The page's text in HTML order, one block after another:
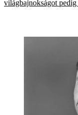
világbajnokságot